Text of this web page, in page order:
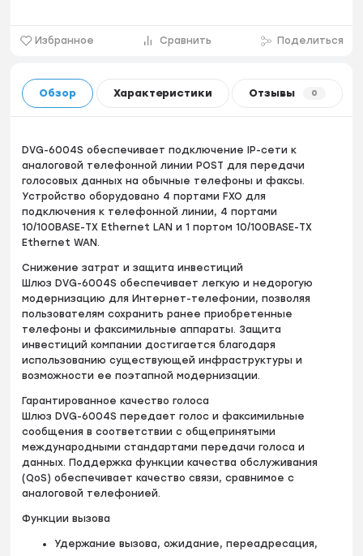
Избранное Сравнить Поделиться
Обзор Характеристики Отзывы 0
DVG-6004S обеспечивает подключение IP-сети к
аналоговой телефонной линии POST для передачи
голосовых данных на обычные телефоны и факсы.
Устройство оборудовано 4 портами FXO для
подключения к телефонной линии, 4 портами
10/100BASE-TX Ethernet LAN и 1 портом 10/100BASE-TX
Ethernet WAN.
Снижение затрат и защита инвестиций
Шлюз DVG-6004S обеспечивает легкую и недорогую
модернизацию для Интернет-телефонии, позволяя
пользователям сохранить ранее приобретенные
телефоны и факсимильные аппараты. Защита
инвестиций компании достигается благодаря
использованию существующей инфраструктуры и
возможности ее поэтапной модернизации.
Гарантированное качество голоса
Шлюз DVG-6004S передает голос и факсимильные
сообщения в соответствии с общепринятыми
международными стандартами передачи голоса и
данных. Поддержка функции качества обслуживания
(QoS) обеспечивает качество связи, сравнимое с
аналоговой телефонией.
Функции вызова
Удержание вызова, ожидание, переадресация,